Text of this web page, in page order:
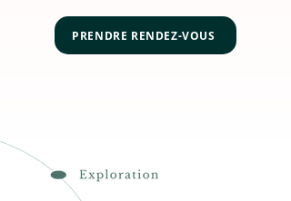
PRENDRE RENDEZ-VOUS